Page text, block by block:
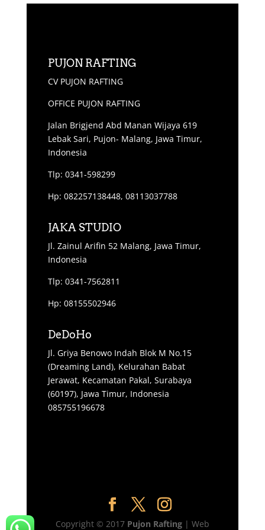
PUJON RAFTING
CV PUJON RAFTING
OFFICE PUJON RAFTING
Jalan Brigjend Abd Manan Wijaya 619
Lebak Sari, Pujon- Malang, Jawa Timur,
Indonesia
Tlp: 0341-598299
Hp: 082257138448, 08113037788
JAKA STUDIO
Jl. Zainul Arifin 52 Malang, Jawa Timur,
Indonesia
Tlp: 0341-7562811
Hp: 08155502946
DeDoHo
Jl. Griya Benowo Indah Blok M No.15
(Dreaming Land), Kelurahan Babat
Jerawat, Kecamatan Pakal, Surabaya
(60197), Jawa Timur, Indonesia
085755196678
Copyright © 2017 Pujon Rafting| Web